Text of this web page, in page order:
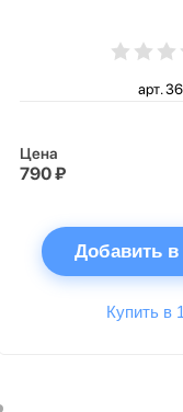
арт.
Цена
790 ₽
Добавить в
Купить в